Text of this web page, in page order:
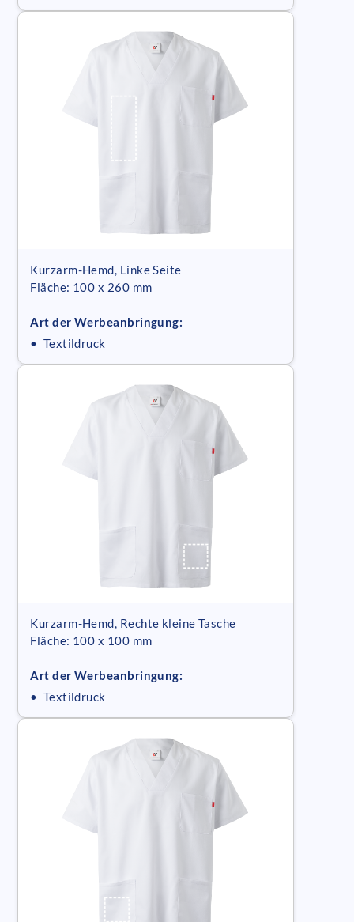
Kurzarm-Hemd, Linke Seite
Fläche: 100 x 260 mm
Art der Werbeanbringung:
• Textildruck
Kurzarm-Hemd, Rechte kleine Tasche
Fläche: 100 x 100 mm
Art der Werbeanbringung:
• Textildruck